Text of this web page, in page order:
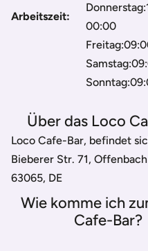
Arbeitszeit:
00:00
Über das Loco
Loco Cafe-Bar, befindet
Bieberer Str. 71,
63065, DE
Wie komme ich
Cafe-Bar?